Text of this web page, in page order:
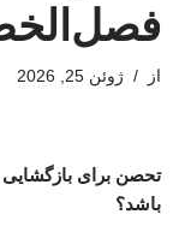
از ژوئن 25, 2026
تحصن برای
باشد؟